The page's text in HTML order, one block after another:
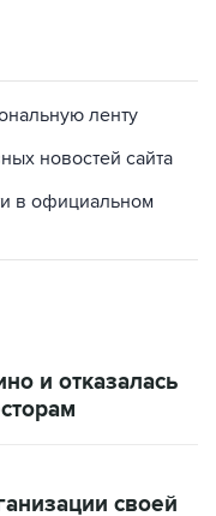
ленту
новостей сайта
в официальном
и отказалась
своей